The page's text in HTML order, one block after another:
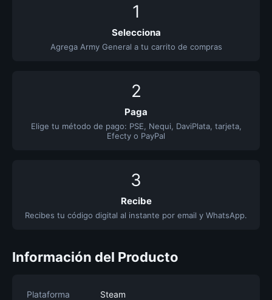
1
Selecciona
Agrega Army General a tu carrito de compras
2
Paga
Elige tu método de pago: PSE, Nequi, DaviPlata, tarjeta,
Efecty o PayPal
3
Recibe
Recibes tu código digital al instante por email y WhatsApp.
Información del Producto
Plataforma
Steam